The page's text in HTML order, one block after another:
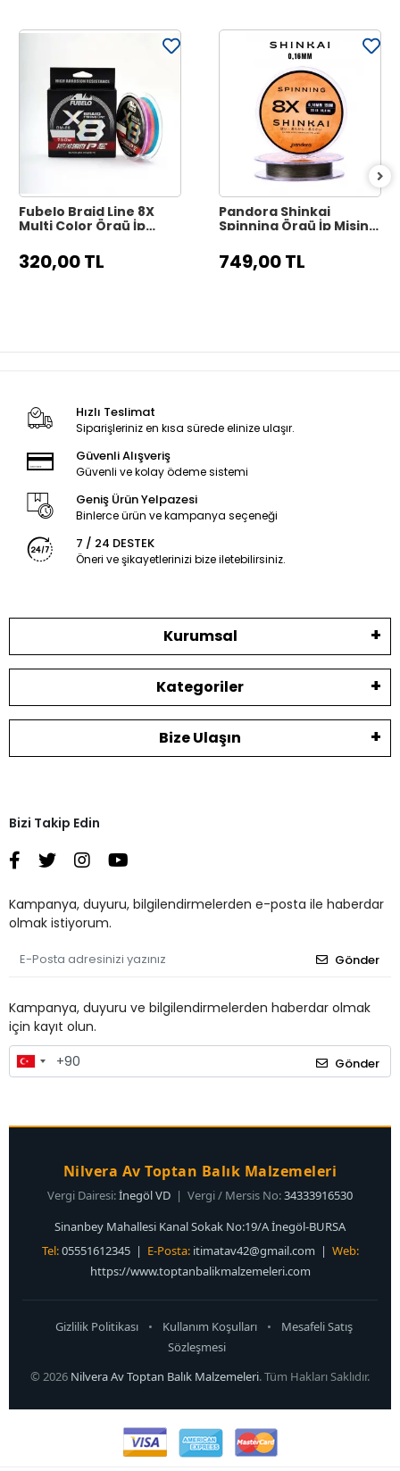
Fubelo Braid Line 8X
Multi Color Örgü İp
320,00 TL
Pandora Shinkai
Spinning Örgü İp Misina
Green
749,00 TL
Hızlı Teslimat
Siparişleriniz en kısa sürede elinize ulaşır.
Güvenli Alışveriş
Güvenli ve kolay ödeme sistemi
Geniş Ürün Yelpazesi
Binlerce ürün ve kampanya seçeneği
7 / 24 DESTEK
Öneri ve şikayetlerinizi bize iletebilirsiniz.
Kurumsal
Kategoriler
Bize Ulaşın
Bizi Takip Edin
Kampanya, duyuru, bilgilendirmelerden e-posta ile haberdar
olmak istiyorum.
Gönder
Kampanya, duyuru ve bilgilendirmelerden haberdar olmak
için kayıt olun.
Gönder
Nilvera Av Toptan Balık Malzemeleri
Vergi Dairesi:İnegöl VD | Vergi / Mersis No:34333916530
Sinanbey Mahallesi Kanal Sokak No:19/A İnegöl-BURSA
Tel:05551612345 | E-Posta: itimatav42@gmail.com | Web:
https://www.toptanbalikmalzemeleri.com
Gizlilik Politikası • Kullanım Koşulları •
Mesafeli Satış
Sözleşmesi
© 2026 Nilvera Av Toptan Balık Malzemeleri. Tüm Hakları Saklıdır.